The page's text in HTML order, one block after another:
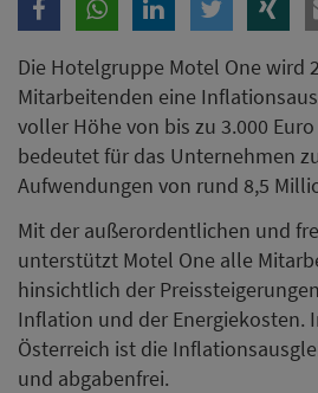
Die Hotelgruppe Motel One wird
Mitarbeitenden eine
voller Höhe von bis zu 3.000
bedeutet für das Unternehmen
Aufwendungen von rund 8,5
Mit der außerordentlichen und
unterstützt Motel One alle
hinsichtlich der
Inflation und der Energiekosten.
Österreich ist die
und abgabenfrei.